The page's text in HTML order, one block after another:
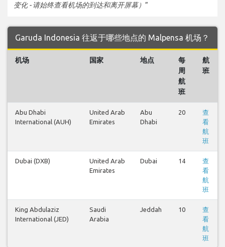
变化 - 请始终查看机场的到达和离开屏幕） ”
Garuda Indonesia 往返于哪些地点的 Malpensa 机场？
机场 国家 地点
每
周
航
班
航
班
Abu Dhabi
International (AUH)
United Arab
Emirates
Abu
Dhabi
20
查
看
航
班
Dubai (DXB)
United Arab
Emirates
Dubai 14
查
看
航
班
King Abdulaziz
International (JED)
Saudi
Arabia
Jeddah 10
查
看
航
班